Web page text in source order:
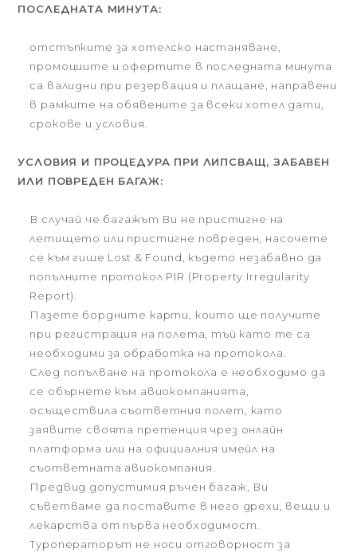
ПОСЛЕДНАТА МИНУТА:
отстъпките за хотелско настаняване,
промоциите и офертите в последната минута
са валидни при резервация и плащане, направени
в рамките на обявените за всеки хотел дати,
срокове и условия.
УСЛОВИЯ И ПРОЦЕДУРА ПРИ ЛИПСВАЩ, ЗАБАВЕН
ИЛИ ПОВРЕДЕН БАГАЖ:
В случай че багажът Ви не пристигне на
летището или пристигне повреден, насочете
се към гише Lost & Found, където незабавно да
попълните протокол PIR (Property Irregularity
Report).
Пазете бордните карти, които ще получите
при регистрация на полета, тъй като те са
необходими за обработка на протокола.
След попълване на протокола е необходимо да
се обърнете към авиокомпанията,
осъществила съответния полет, като
заявите своята претенция чрез онлайн
платформа или на официалния имейл на
съответната авиокомпания.
Предвид допустимия ръчен багаж, Ви
съветваме да поставите в него дрехи, вещи и
лекарства от първа необходимост.
Туроператорът не носи отговорност за